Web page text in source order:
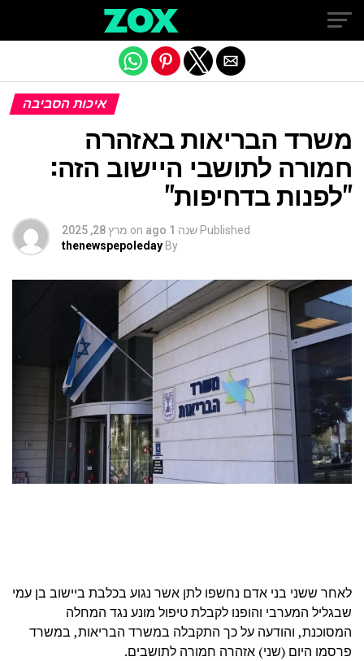
איכות הסביבה
משרד הבריאות באזהרה
חמורה לתושבי היישוב הזה:
"לפנות בדחיפות"
Published שנה 1 ago on מרץ 28, 2025
By
thenewspepoleday
לאחר ששני בני אדם נחשפו לתן אשר נגוע בכלבת ביישוב בן עמי
שבגליל המערבי והופנו לקבלת טיפול מונע נגד המחלה
המסוכנת, והודעה על כך התקבלה במשרד הבריאות, במשרד
פרסמו היום (שני) אזהרה חמורה לתושבים.
Exit mobile version